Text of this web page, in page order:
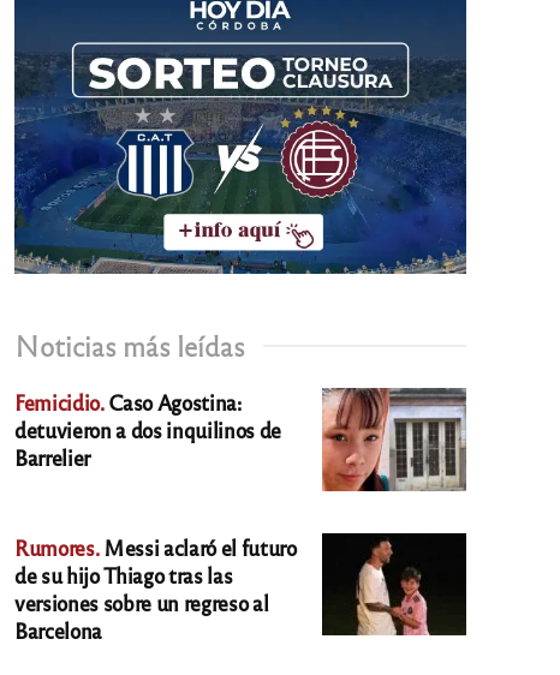
Noticias más leídas
Femicidio.Caso Agostina:
detuvieron a dos inquilinos de
Barrelier
Rumores.Messi aclaró el futuro
de su hijo Thiago tras las
versiones sobre un regreso al
Barcelona